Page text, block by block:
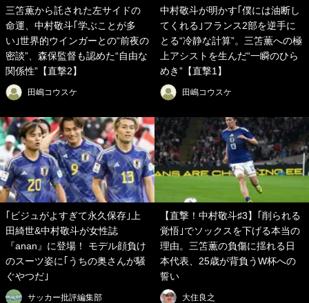
三笘薫から託された左サイドの
命運、中村敬斗｢学ぶことが多
い｣世界的ウインガーとの“前夜の
密談”、森保監督も認めた“自由な
関係性”【直撃2】
田嶋コウスケ
中村敬斗が明かす｢僕には油断し
てくれる｣フランス2部を逆手に
とる“冷静な計算”。三笘薫への極
上アシストを生んだ“一瞬のひら
めき”【直撃1】
田嶋コウスケ
｢ビジュがよすぎて永久保存｣上
田綺世&中村敬斗が女性誌
『anan』に登場！ モデル顔負け
のスーツ姿に｢うちの奥さんが騒
ぐやつだ｣
サッカー批評編集部
【直撃！中村敬斗♯3】｢削られる
覚悟｣でソックスを下げる本当の
理由。三笘薫の負傷に揺れる日
本代表、25歳が背負うW杯への
誓い
大住良之